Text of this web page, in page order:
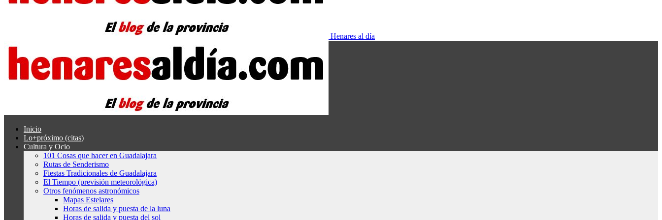
Henares al día
Inicio
Lo+próximo (citas)
Cultura y Ocio
101 Cosas que hacer en Guadalajara
Rutas de Senderismo
Fiestas Tradicionales de Guadalajara
El Tiempo (previsión meteorológica)
Otros fenómenos astronómicos
Mapas Estelares
Horas de salida y puesta de la luna
Horas de salida y puesta del sol